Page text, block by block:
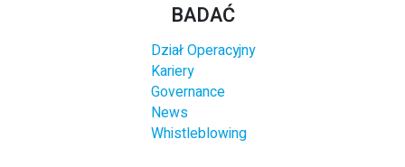
BADAĆ
Dział Operacyjny
Kariery
Governance
News
Whistleblowing